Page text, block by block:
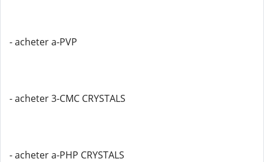
- acheter a-PVP
- acheter 3-CMC CRYSTALS
- acheter a-PHP CRYSTALS